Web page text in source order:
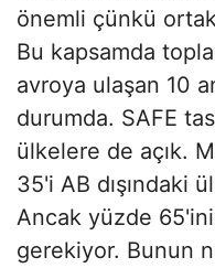
önemli çünkü
Bu kapsamda
avroya ulaşan 10
durumda. SAFE
ülkelere de açık.
35'i AB dışındaki
Ancak yüzde
gerekiyor. Bunun